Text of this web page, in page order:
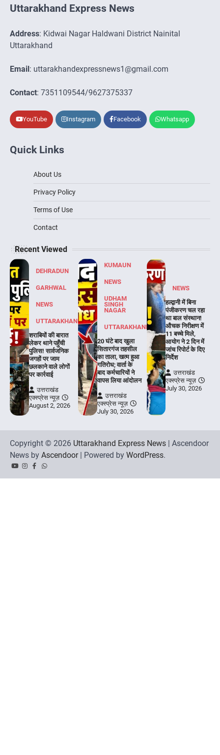
Uttarakhand Express News
Address: Kidwai Nagar Haldwani District Nainital
Uttarakhand
Email : uttarakhandexpressnews1@gmail.com
Contact: 7351109544/9627375337
YouTube Instagram Facebook Whatsapp
Quick Links
About Us
Privacy Policy
Terms of Use
Contact
Recent Viewed
DEHRADUN
GARHWAL
NEWS
UTTARAKHAND
शराबियों की बारात
लेकर थाने पहुँची
पुलिस! सार्वजनिक
जगहों पर जाम
छलकाने वाले लोगों
पर कार्रवाई
उत्तराखंड
एक्स्प्रेस न्यूज़
August 2, 2026
KUMAUN
NEWS
UDHAM
SINGH
NAGAR
UTTARAKHAND
20 घंटे बाद खुला
सितारगंज तहसील
का ताला, खत्म हुआ
गतिरोध; वार्ता के
बाद कर्मचारियों ने
वापस लिया आंदोलन
उत्तराखंड
एक्स्प्रेस न्यूज़
July 30, 2026
NEWS
हल्द्वानी में बिना
पंजीकरण चल रहा
था बाल संस्थान!
औचक निरीक्षण में
11 बच्चे मिले,
आयोग ने 2 दिन में
जांच रिपोर्ट के दिए
निर्देश
उत्तराखंड
एक्स्प्रेस न्यूज़
July 30, 2026
Copyright © 2026 Uttarakhand Express News | Ascendoor
News by Ascendoor| Powered by WordPress.
YouTubeInstagram
Facebook
Whatsapp